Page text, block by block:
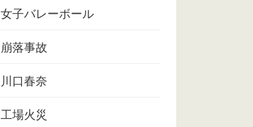
女子バレーボール
崩落事故
川口春奈
工場火災